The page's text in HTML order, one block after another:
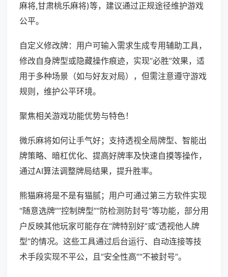
麻将,甘肃桃乐麻将)等，建议通过正规途径维护游戏
公平。
自定义修改牌：用户可输入需求生成专用辅助工具，
修改自身牌型或隐藏操作痕迹，实现“必胜”效果，适
用于多种场景（如与好友对局），但需注意遵守游戏
规则，维护公平环境。
聚焦相关游戏功能优势与特色！
微乐麻将如何让手气好；支持透视全局牌型、智能出
牌策略、暗杠优化、提高好牌率及快速自摸等操作，
通过AI算法调整牌局结果，提升胜率。
熊猫麻将是不是有猫腻；用户可通过第三方软件实现
“随意选牌”“控制牌型”“防检测防封号”等功能，部分用
户反映其他玩家可能存在“牌特别好”或“透视他人牌
型”的情况。这些工具通过后台运行、自动连接等技
术手段实现不平公，且“安全性高”“不被封号”。